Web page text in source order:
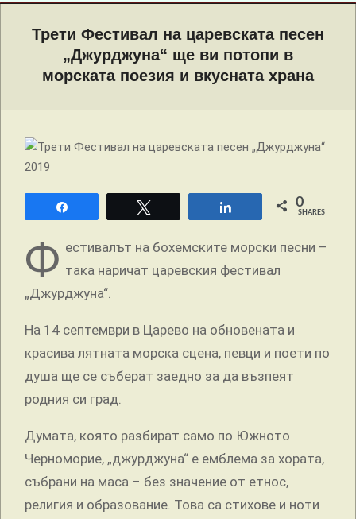
NavigationТрети Фестивал на царевската песен
„Джурджуна“ ще ви потопи в
морската поезия и вкусната храна
0
SHARES
Ф естивалът на бохемските морски песни –
така наричат царевския фестивал
„Джурджуна“.
На 14 септември в Царево на обновената и
красива лятната морска сцена, певци и поети по
душа ще се съберат заедно за да възпеят
родния си град.
Думата, която разбират само по Южното
Черноморие, „джурджуна“ е емблема за хората,
събрани на маса – без значение от етнос,
религия и образование. Това са стихове и ноти